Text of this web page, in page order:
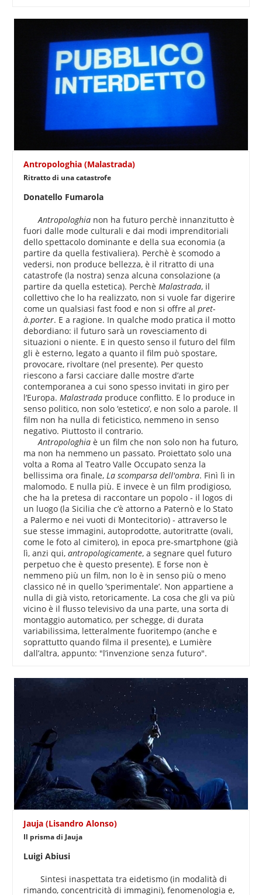
Antropologhia (Malastrada)
Ritratto di una catastrofe
Donatello Fumarola
Antropologhia non ha futuro perchè innanzitutto è
fuori dalle mode culturali e dai modi imprenditoriali
dello spettacolo dominante e della sua economia (a
partire da quella festivaliera). Perchè è scomodo a
vedersi, non produce bellezza, è il ritratto di una
catastrofe (la nostra) senza alcuna consolazione (a
partire da quella estetica). Perchè Malastrada, il
collettivo che lo ha realizzato, non si vuole far digerire
come un qualsiasi fast food e non si offre alpret-
à.porter. E a ragione. In qualche modo pratica il motto
debordiano: il futuro sarà un rovesciamento di
situazioni o niente. E in questo senso il futuro del film
gli è esterno, legato a quanto il film può spostare,
provocare, rivoltare (nel presente). Per questo
riescono a farsi cacciare dalle mostre d’arte
contemporanea a cui sono spesso invitati in giro per
l’Europa.Malastrada produce conflitto. E lo produce in
senso politico, non solo ‘estetico’, e non solo a parole. Il
film non ha nulla di feticistico, nemmeno in senso
negativo. Piuttosto il contrario.
Antropologhia è un film che non solo non ha futuro,
ma non ha nemmeno un passato. Proiettato solo una
volta a Roma al Teatro Valle Occupato senza la
bellissima ora finale,La scomparsa dell'ombra. Finì lì in
malomodo. E nulla più. E invece è un film prodigioso,
che ha la pretesa di raccontare un popolo - il logos di
un luogo (la Sicilia che c’è attorno a Paternò e lo Stato
a Palermo e nei vuoti di Montecitorio) - attraverso le
sue stesse immagini, autoprodotte, autoritratte (ovali,
come le foto al cimitero), in epoca pre-smartphone (già
lì, anzi qui,antropologicamente, a segnare quel futuro
perpetuo che è questo presente). E forse non è
nemmeno più un film, non lo è in senso più o meno
classico né in quello ‘sperimentale’. Non appartiene a
nulla di già visto, retoricamente. La cosa che gli va più
vicino è il flusso televisivo da una parte, una sorta di
montaggio automatico, per schegge, di durata
variabilissima, letteralmente fuoritempo (anche e
soprattutto quando filma il presente), e Lumière
dall’altra, appunto: "l’invenzione senza futuro".
Jauja (Lisandro Alonso)
Il prisma di Jauja
Luigi Abiusi
Sintesi inaspettata tra eidetismo (in modalità di
rimando, concentricità di immagini), fenomenologia e,